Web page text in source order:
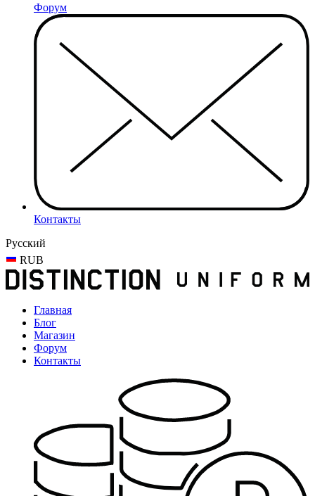
Форум
Контакты
Русский
RUB
Главная
Блог
Магазин
Форум
Контакты